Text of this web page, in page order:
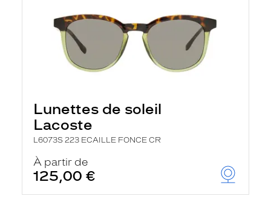
Lunettes de soleil
Lacoste
L6073S 223 ECAILLE FONCE CR
À partir de
125,00 €